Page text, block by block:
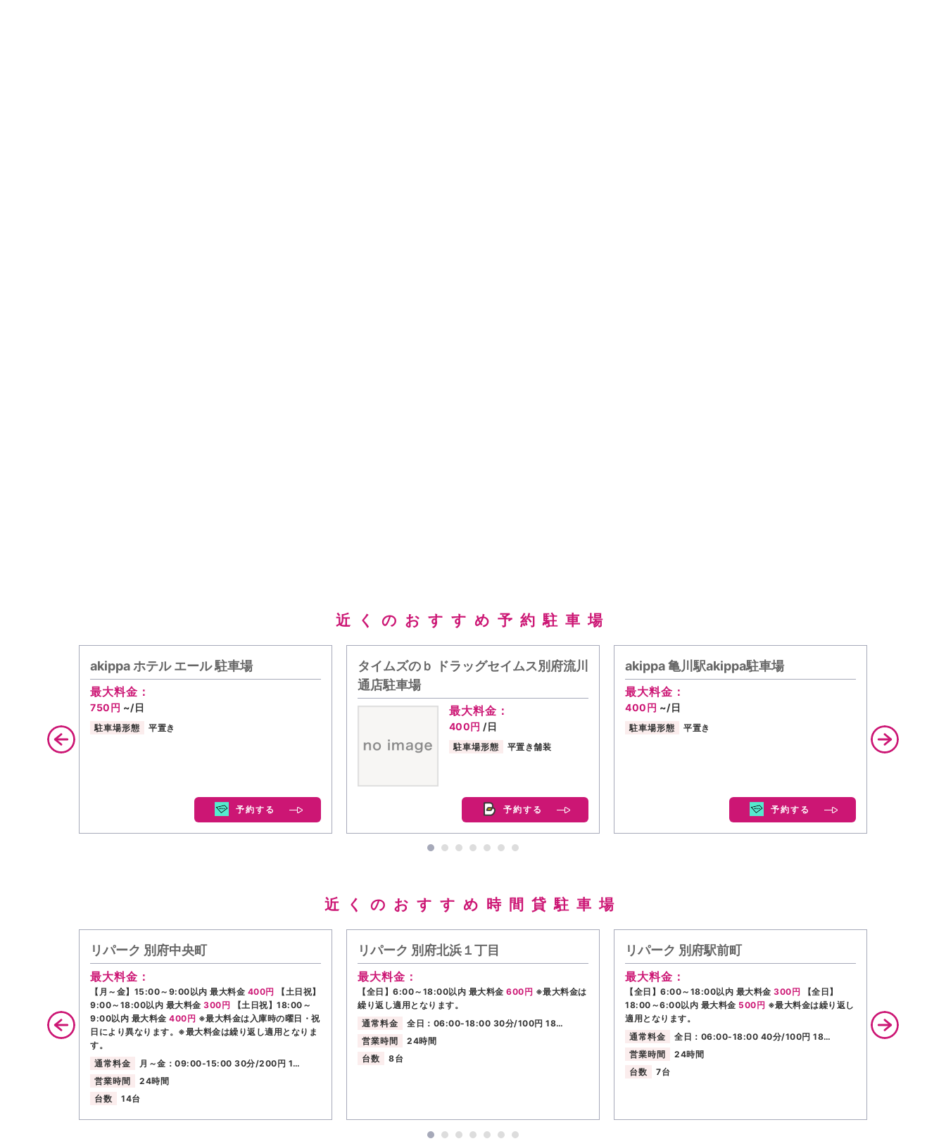
近くのおすすめ予約駐車場
akippa ホテル エール 駐車場
最大料金：
750円 ~/日
駐車場形態 平置き
予約する
タイムズのｂ ドラッグセイムス別府流川
通店駐車場
最大料金：
400円 /日
駐車場形態 平置き舗装
予約する
akippa 亀川駅akippa駐車場
最大料金：
400円 ~/日
駐車場形態 平置き
予約する
近くのおすすめ時間貸駐車場
リパーク 別府中央町
最大料金：
【月～金】15:00～9:00以内 最大料金 400円
【土日祝】
9:00～18:00以内 最大料金 300円
【土日祝】18:00～
9:00以内 最大料金 400円 ※最大料金は入庫時の曜日・祝
日により異なります。※最大料金は繰り返し適用となりま
す。
通常料金
月～金：09:00-15:00 30分/200円 1…
営業時間
24時間
台数
14台
リパーク 別府北浜１丁目
最大料金：
【全日】6:00～18:00以内 最大料金 600円 ※最大料金は
繰り返し適用となります。
通常料金
全日：06:00-18:00 30分/100円 18…
営業時間
24時間
台数
8台
リパーク 別府駅前町
最大料金：
【全日】6:00～18:00以内 最大料金 300円
【全日】
18:00～6:00以内 最大料金 500円 ※最大料金は繰り返し
適用となります。
通常料金
全日：06:00-18:00 40分/100円 18…
営業時間
24時間
台数
7台
通常料金